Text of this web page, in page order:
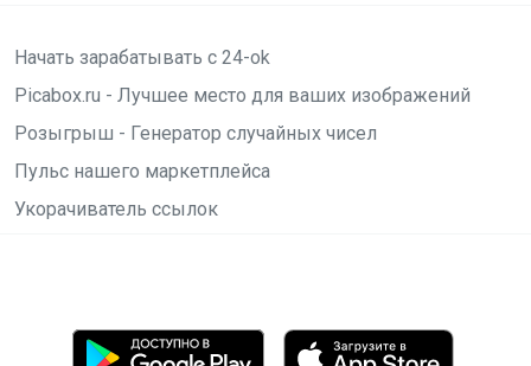
Начать зарабатывать с 24-ok
Picabox.ru - Лучшее место для ваших изображений
Розыгрыш - Генератор случайных чисел
Пульс нашего маркетплейса
Укорачиватель ссылок